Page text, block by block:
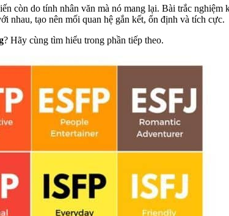
còn do tính nhân văn mà nó mang lại. Bài trắc
nhau, tạo nên mối quan hệ gắn kết, ổn định và tích cực.
? Hãy cùng tìm hiểu trong phần tiếp theo.